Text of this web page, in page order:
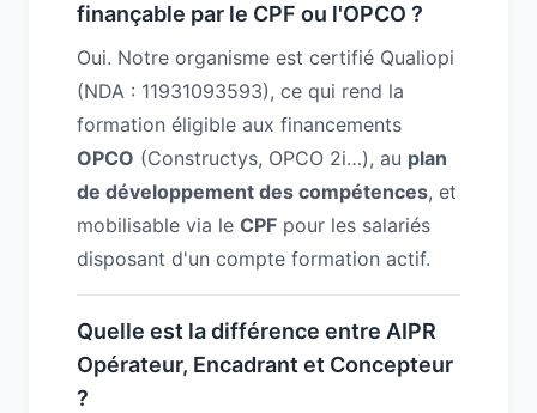
finançable par le CPF ou l'OPCO ?
Oui. Notre organisme est certifié Qualiopi
(NDA : 11931093593), ce qui rend la
formation éligible aux financements
OPCO (Constructys, OPCO 2i…), au plan
de développement des compétences, et
mobilisable via le CPF pour les salariés
disposant d'un compte formation actif.
Quelle est la différence entre AIPR
Opérateur, Encadrant et Concepteur
?